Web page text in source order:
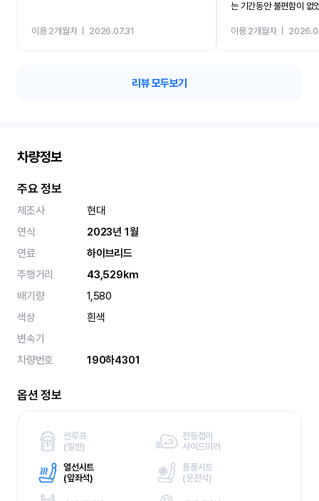
이용 2개월차ㅣ 2026.07.31
는 기간동안 불편함이 없
카 렌트 고민없이 강추합
이용 2개월차ㅣ
리뷰 모두보기
차량정보
주요 정보
제조사
현대
연식
2023년 1월
연료
하이브리드
주행거리
43,529km
배기량
1,580
색상
흰색
변속기
차량번호
190하4301
옵션 정보
썬루프
(일반)
전동접이
사이드미러
열선시트
(앞좌석)
통풍시트
(운전석)